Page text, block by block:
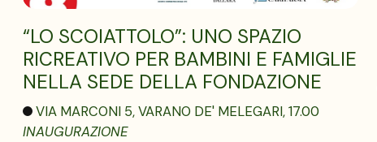
“LO SCOIATTOLO”: UNO SPAZIO
RICREATIVO PER BAMBINI E FAMIGLIE
NELLA SEDE DELLA FONDAZIONE
VIA MARCONI 5, VARANO DE' MELEGARI, 17.00
INAUGURAZIONE